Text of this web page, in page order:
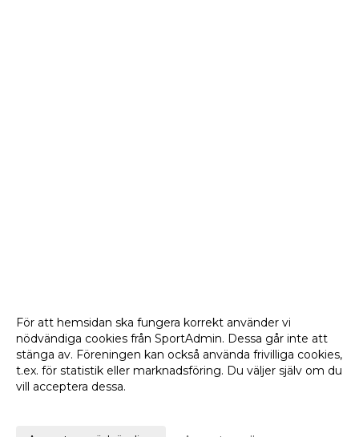
För att hemsidan ska fungera korrekt använder vi
nödvändiga cookies från SportAdmin. Dessa går inte att
stänga av. Föreningen kan också använda frivilliga cookies,
t.ex. för statistik eller marknadsföring. Du väljer själv om du
vill acceptera dessa.